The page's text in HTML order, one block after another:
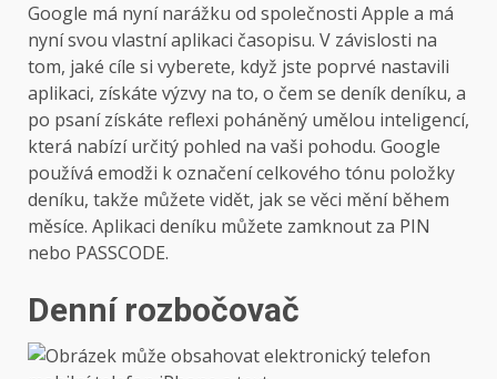
Google má nyní narážku od společnosti Apple a má
nyní svou vlastní aplikaci časopisu. V závislosti na
tom, jaké cíle si vyberete, když jste poprvé nastavili
aplikaci, získáte výzvy na to, o čem se deník deníku, a
po psaní získáte reflexi poháněný umělou inteligencí,
která nabízí určitý pohled na vaši pohodu. Google
používá emodži k označení celkového tónu položky
deníku, takže můžete vidět, jak se věci mění během
měsíce. Aplikaci deníku můžete zamknout za PIN
nebo PASSCODE.
Denní rozbočovač